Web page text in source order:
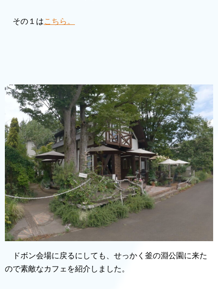
その１はこちら。
ドボン会場に戻るにしても、せっかく釜の淵公園に来た
ので素敵なカフェを紹介しました。